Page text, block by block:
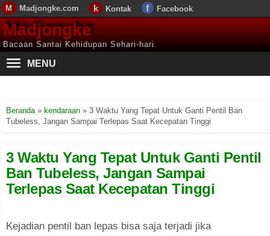
Madjongke.com Kontak Facebook
Madjongke
Bacaan Santai Kehidupan Sehari-hari
MENU
Beranda» kendaraan » 3 Waktu Yang Tepat Untuk Ganti Pentil Ban
Tubeless, Jangan Sampai Terlepas Saat Kecepatan Tinggi
3 Waktu Yang Tepat Untuk Ganti Pentil
Ban Tubeless, Jangan Sampai
Terlepas Saat Kecepatan Tinggi
Kejadian pentil ban lepas bisa saja terjadi jika